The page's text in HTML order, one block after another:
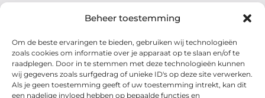
Beheer toestemming
Om de beste ervaringen te bieden, gebruiken wij technologieën
zoals cookies om informatie over je apparaat op te slaan en/of te
raadplegen. Door in te stemmen met deze technologieën kunnen
wij gegevens zoals surfgedrag of unieke ID's op deze site verwerken.
Als je geen toestemming geeft of uw toestemming intrekt, kan dit
een nadelige invloed hebben op bepaalde functies en
Maandag t/m vrijdag
08.00 tot 17.00 uur
Zondag
Gesloten
Volg ons